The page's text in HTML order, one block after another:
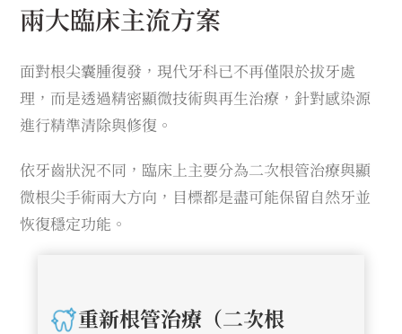
兩大臨床主流方案
面對根尖囊腫復發，現代牙科已不再僅限於拔牙處
理，而是透過精密顯微技術與再生治療，針對感染源
進行精準清除與修復。
依牙齒狀況不同，臨床上主要分為二次根管治療與顯
微根尖手術兩大方向，目標都是盡可能保留自然牙並
恢復穩定功能。
重新根管治療（二次根